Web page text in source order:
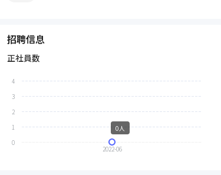
招聘信息
正社員数
0
1
2
3
4
2022-06
0人